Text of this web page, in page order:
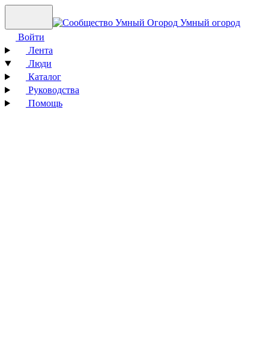
Умный огород
Войти
Лента
Люди
Каталог
Руководства
Помощь